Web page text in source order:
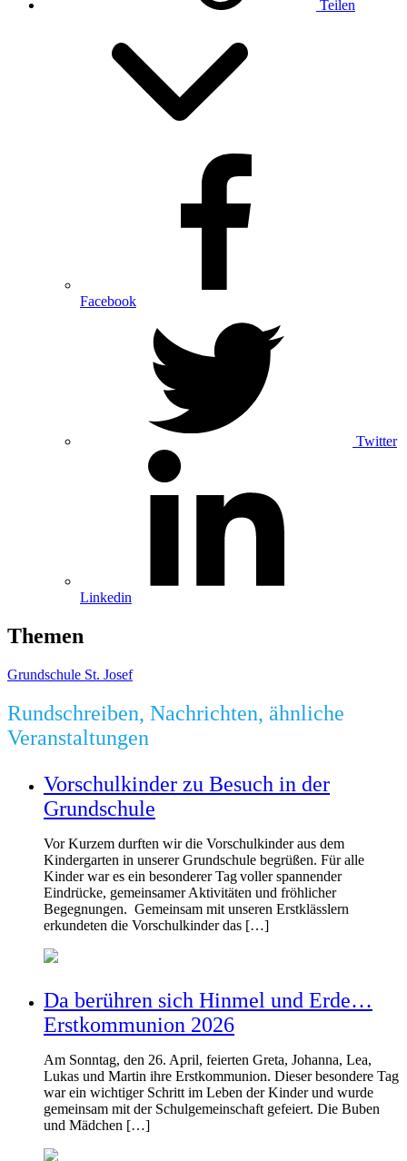
Teilen
Facebook
Twitter
Linkedin
Themen
Grundschule St. Josef
Rundschreiben, Nachrichten, ähnliche
Veranstaltungen
Vorschulkinder zu Besuch in der
Grundschule
Vor Kurzem durften wir die Vorschulkinder aus dem
Kindergarten in unserer Grundschule begrüßen. Für alle
Kinder war es ein besonderer Tag voller spannender
Eindrücke, gemeinsamer Aktivitäten und fröhlicher
Begegnungen. Gemeinsam mit unseren Erstklässlern
erkundeten die Vorschulkinder das […]
Da berühren sich Hinmel und Erde…
Erstkommunion 2026
Am Sonntag, den 26. April, feierten Greta, Johanna, Lea,
Lukas und Martin ihre Erstkommunion. Dieser besondere Tag
war ein wichtiger Schritt im Leben der Kinder und wurde
gemeinsam mit der Schulgemeinschaft gefeiert. Die Buben
und Mädchen […]